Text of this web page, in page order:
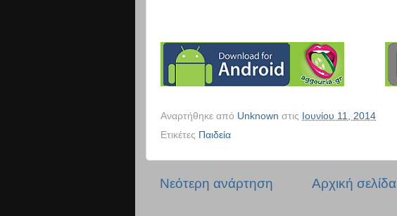
Αναρτήθηκε από Unknown στις Ιουνίου 11, 2014
Ετικέτες Παιδεία
Νεότερη ανάρτηση Αρχική σελίδα